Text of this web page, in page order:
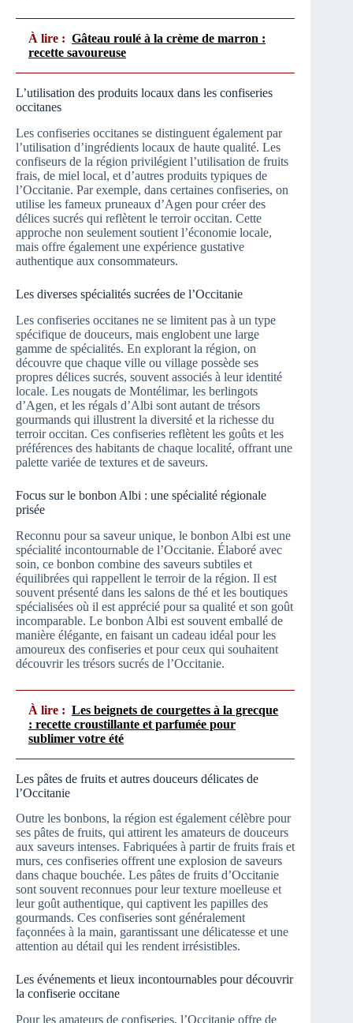
À lire : Gâteau roulé à la crème de marron :
recette savoureuse
L’utilisation des produits locaux dans les confiseries
occitanes
Les confiseries occitanes se distinguent également par
l’utilisation d’ingrédients locaux de haute qualité. Les
confiseurs de la région privilégient l’utilisation de fruits
frais, de miel local, et d’autres produits typiques de
l’Occitanie. Par exemple, dans certaines confiseries, on
utilise les fameux pruneaux d’Agen pour créer des
délices sucrés qui reflètent le terroir occitan. Cette
approche non seulement soutient l’économie locale,
mais offre également une expérience gustative
authentique aux consommateurs.
Les diverses spécialités sucrées de l’Occitanie
Les confiseries occitanes ne se limitent pas à un type
spécifique de douceurs, mais englobent une large
gamme de spécialités. En explorant la région, on
découvre que chaque ville ou village possède ses
propres délices sucrés, souvent associés à leur identité
locale. Les nougats de Montélimar, les berlingots
d’Agen, et les régals d’Albi sont autant de trésors
gourmands qui illustrent la diversité et la richesse du
terroir occitan. Ces confiseries reflètent les goûts et les
préférences des habitants de chaque localité, offrant une
palette variée de textures et de saveurs.
Focus sur le bonbon Albi : une spécialité régionale
prisée
Reconnu pour sa saveur unique, le bonbon Albi est une
spécialité incontournable de l’Occitanie. Élaboré avec
soin, ce bonbon combine des saveurs subtiles et
équilibrées qui rappellent le terroir de la région. Il est
souvent présenté dans les salons de thé et les boutiques
spécialisées où il est apprécié pour sa qualité et son goût
incomparable. Le bonbon Albi est souvent emballé de
manière élégante, en faisant un cadeau idéal pour les
amoureux des confiseries et pour ceux qui souhaitent
découvrir les trésors sucrés de l’Occitanie.
À lire : Les beignets de courgettes à la grecque
: recette croustillante et parfumée pour
sublimer votre été
Les pâtes de fruits et autres douceurs délicates de
l’Occitanie
Outre les bonbons, la région est également célèbre pour
ses pâtes de fruits, qui attirent les amateurs de douceurs
aux saveurs intenses. Fabriquées à partir de fruits frais et
murs, ces confiseries offrent une explosion de saveurs
dans chaque bouchée. Les pâtes de fruits d’Occitanie
sont souvent reconnues pour leur texture moelleuse et
leur goût authentique, qui captivent les papilles des
gourmands. Ces confiseries sont généralement
façonnées à la main, garantissant une délicatesse et une
attention au détail qui les rendent irrésistibles.
Les événements et lieux incontournables pour découvrir
la confiserie occitane
Pour les amateurs de confiseries, l’Occitanie offre de